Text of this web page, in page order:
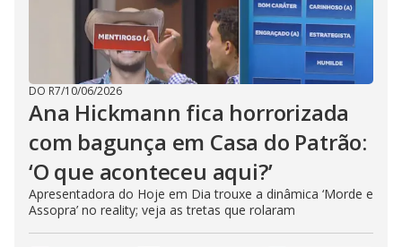
DO R7/10/06/2026
Ana Hickmann fica horrorizada
com bagunça em Casa do Patrão:
‘O que aconteceu aqui?’
Apresentadora do Hoje em Dia trouxe a dinâmica ‘Morde e
Assopra’ no reality; veja as tretas que rolaram